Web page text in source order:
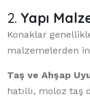
2. Yapı
Konaklar
malzemelerden
Taş ve Ahşap
hatıllı, moloz